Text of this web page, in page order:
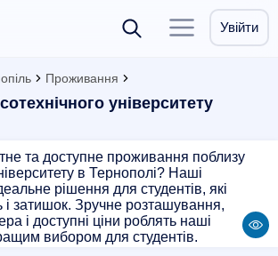
Увійти
Проживання
університету
та доступне проживання поблизу
в Тернополі? Наші
рішення для студентів, які
і затишок. Зручне розташування,
і доступні ціни роблять наші
вибором для студентів.